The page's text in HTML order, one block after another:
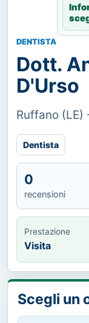
DENTISTA
Dott.
D'Urso
Ruffano (LE)
Dentista
0
recensioni
Prestazione
Visita
Scegli un